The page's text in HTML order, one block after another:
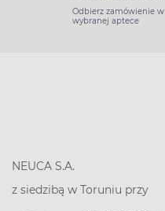
Odbierz zamówienie w
wybranej aptece
NEUCA S.A.
z siedzibą w Toruniu przy